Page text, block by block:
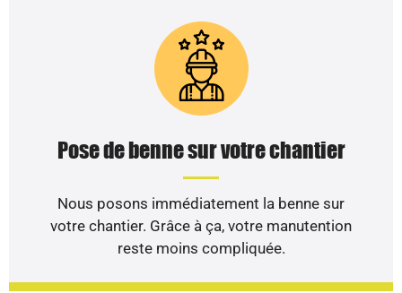
Pose de benne sur votre chantier
Nous posons immédiatement la benne sur
votre chantier. Grâce à ça, votre manutention
reste moins compliquée.